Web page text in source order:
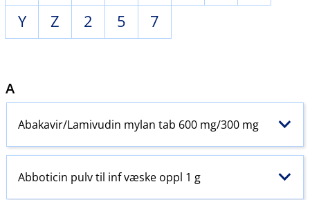
Y
Z 2 5 7
A
Abakavir​/​Lamivudin mylan tab 600 mg/300 mg
Abboticin pulv til inf væske oppl 1 g